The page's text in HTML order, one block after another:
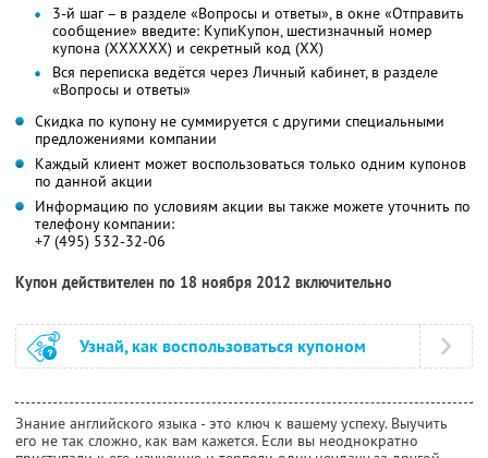
3-й шаг – в разделе «Вопросы и ответы», в окне «Отправить
сообщение» введите: КупиКупон, шестизначный номер
купона (ХХХХХХ) и секретный код (ХХ)
Вся переписка ведётся через Личный кабинет, в разделе
«Вопросы и ответы»
Скидка по купону не суммируется с другими специальными
предложениями компании
Каждый клиент может воспользоваться только одним купонов
по данной акции
Информацию по условиям акции вы также можете уточнить по
телефону компании:
+7 (495) 532-32-06
Купон действителен по 18 ноября 2012 включительно
Узнай, как воспользоваться купоном
Знание английского языка - это ключ к вашему успеху. Выучить
его не так сложно, как вам кажется. Если вы неоднократно